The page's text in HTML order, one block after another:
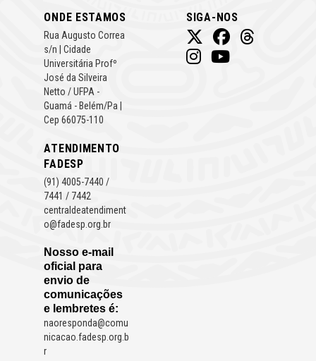
ONDE ESTAMOS
Rua Augusto Correa
s/n | Cidade
Universitária Profº
José da Silveira
Netto / UFPA -
Guamá - Belém/Pa |
Cep 66075-110
ATENDIMENTO
FADESP
(91) 4005-7440 /
7441 / 7442
centraldeatendiment
o@fadesp.org.br
Nosso e-mail
oficial para
envio de
comunicações
e lembretes é:
naoresponda@comu
nicacao.fadesp.org.b
r
SIGA-NOS